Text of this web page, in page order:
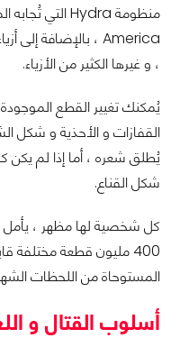
، و غيرها الكثير من الأزياء.
يُمكنك تغيير القطع
القفازات و الأحذية و شكل
يُطلق شعره ، أما إذا لم يكن
شكل القناع.
400 مليون قطعة مختلفة
المستوحاة من اللحظات
أسلوب القتال و